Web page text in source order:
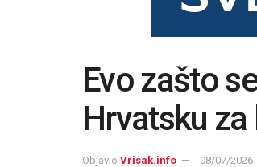
Evo zašto
Hrvatsku
Objavio Vrisak.info 08/07/2026